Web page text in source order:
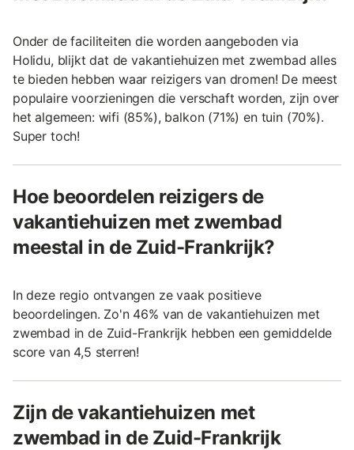
Onder de faciliteiten die worden aangeboden via
Holidu, blijkt dat de vakantiehuizen met zwembad alles
te bieden hebben waar reizigers van dromen! De meest
populaire voorzieningen die verschaft worden, zijn over
het algemeen: wifi (85%), balkon (71%) en tuin (70%).
Super toch!
Hoe beoordelen reizigers de
vakantiehuizen met zwembad
meestal in de Zuid-Frankrijk?
In deze regio ontvangen ze vaak positieve
beoordelingen. Zo'n 46% van de vakantiehuizen met
zwembad in de Zuid-Frankrijk hebben een gemiddelde
score van 4,5 sterren!
Zijn de vakantiehuizen met
zwembad in de Zuid-Frankrijk